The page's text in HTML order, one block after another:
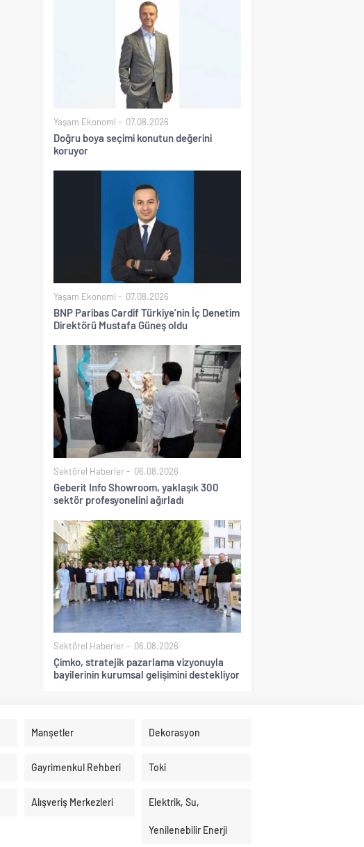
Yaşam Ekonomi 07.08.2026
Doğru boya seçimi konutun değerini
koruyor
Yaşam Ekonomi 07.08.2026
BNP Paribas Cardif Türkiye’nin İç Denetim
Direktörü Mustafa Güneş oldu
Sektörel Haberler 06.08.2026
Geberit Info Showroom, yaklaşık 300
sektör profesyonelini ağırladı
Sektörel Haberler 06.08.2026
Çimko, stratejik pazarlama vizyonuyla
bayilerinin kurumsal gelişimini destekliyor
Manşetler Dekorasyon
Gayrimenkul Rehberi Toki
Alışveriş Merkezleri Elektrik, Su,
Yenilenebilir Enerji